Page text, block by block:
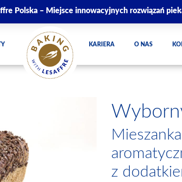
Polska – Miejsce innowacyjnych rozwiązań
KARIERA O NAS
z